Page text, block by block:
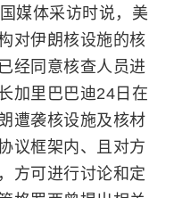
媒体采访时说，美
对伊朗核设施的核
经同意核查人员进
加里巴巴迪24日在
遭袭核设施及核材
议框架内、且对方
方可进行讨论和定